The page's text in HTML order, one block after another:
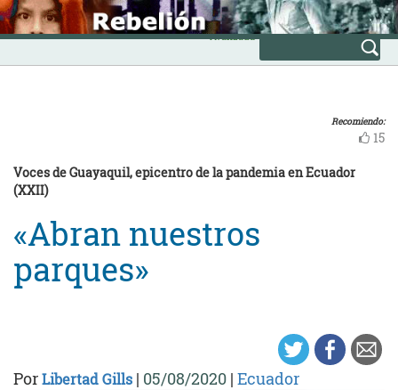
Skip
to
content
INICIO
Avanzada
Recomiendo:
15
Voces de Guayaquil, epicentro de la pandemia en Ecuador
(XXII)
«Abran nuestros
parques»
PorLibertad Gills | 05/08/2020 | Ecuador